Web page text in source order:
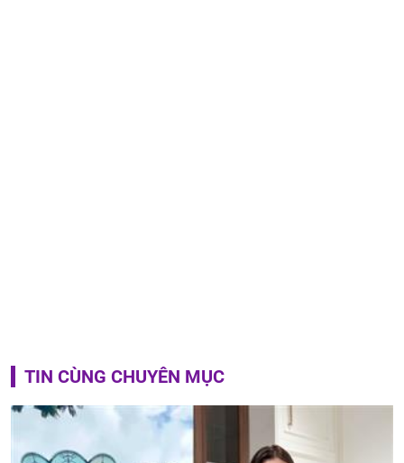
TIN CÙNG CHUYÊN MỤC